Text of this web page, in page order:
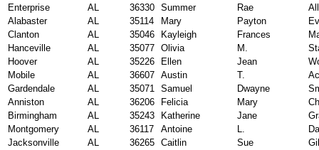
Enterprise
AL 36330 Summer Rae
Alabaster
AL 35114 Mary Payton
Clanton
AL 35046 Kayleigh Frances
Hanceville
AL 35077 Olivia M.
Hoover
AL 35226 Ellen Jean
Mobile
AL 36607 Austin T.
Gardendale
AL 35071 Samuel Dwayne
Anniston
AL 36206 Felicia Mary
Birmingham
AL 35243 Katherine Jane
Montgomery
AL 36117 Antoine L.
Jacksonville
AL 36265 Caitlin Sue